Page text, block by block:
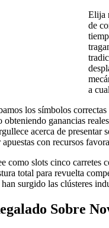
Elija
de
a
los símbolos
ganancias
acerca de presentar
con recursos
como slots cinco carretes
total para revuelta
surgido las clústeres
Sobre